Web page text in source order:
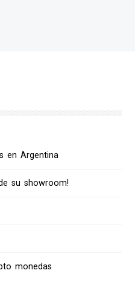
en Argentina
su showroom!
monedas